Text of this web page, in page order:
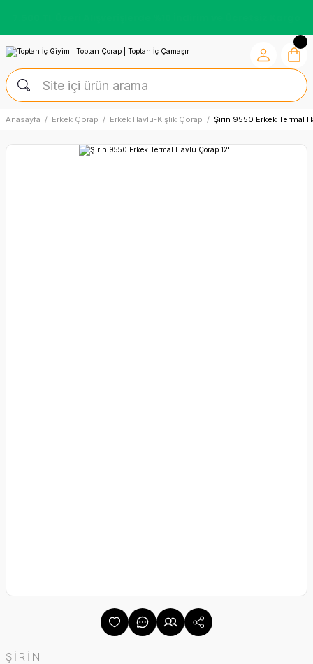
Anasayfa Erkek Çorap Erkek Havlu-Kışlık Çorap Şirin 9550 Erkek Termal
ŞİRİN